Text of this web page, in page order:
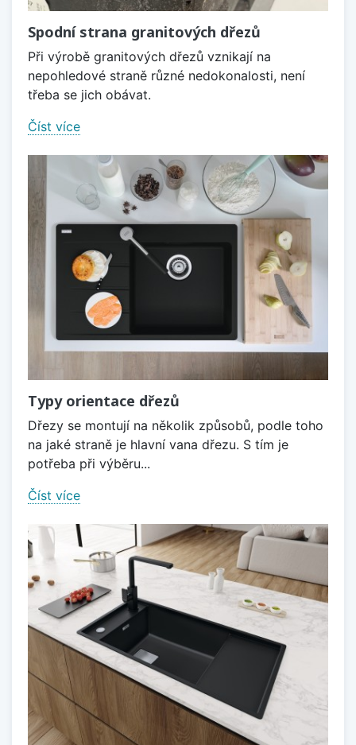
Spodní strana granitových dřezů
Při výrobě granitových dřezů vznikají na
nepohledové straně různé nedokonalosti, není
třeba se jich obávat.
Číst více
Typy orientace dřezů
Dřezy se montují na několik způsobů, podle toho
na jaké straně je hlavní vana dřezu. S tím je
potřeba při výběru...
Číst více